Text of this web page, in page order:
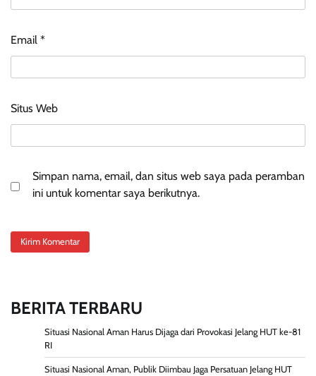
Email *
Situs Web
Simpan nama, email, dan situs web saya pada peramban
ini untuk komentar saya berikutnya.
BERITA TERBARU
Situasi Nasional Aman Harus Dijaga dari Provokasi Jelang HUT ke-81
RI
Situasi Nasional Aman, Publik Diimbau Jaga Persatuan Jelang HUT